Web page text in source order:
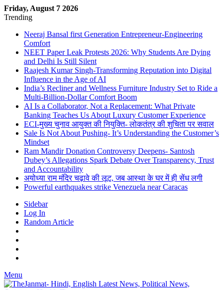
Friday, August 7 2026
Trending
Neeraj Bansal first Generation Entrepreneur-Engineering
Comfort
NEET Paper Leak Protests 2026: Why Students Are Dying
and Delhi Is Still Silent
Raajesh Kumar Singh-Transforming Reputation into Digital
Influence in the Age of AI
India’s Recliner and Wellness Furniture Industry Set to Ride a
Multi-Billion-Dollar Comfort Boom
AI Is a Collaborator, Not a Replacement: What Private
Banking Teaches Us About Luxury Customer Experience
ECI-मुख्य चुनाव आयुक्त की नियुक्ति- लोकतंत्र की शुचिता पर सवाल
Sale Is Not About Pushing- It’s Understanding the Customer’s
Mindset
Ram Mandir Donation Controversy Deepens- Santosh
Dubey’s Allegations Spark Debate Over Transparency, Trust
and Accountability
अयोध्या राम मंदिर चढ़ावे की लूट, जब आस्था के घर में ही सेंध लगी
Powerful earthquakes strike Venezuela near Caracas
Sidebar
Log In
Random Article
Menu